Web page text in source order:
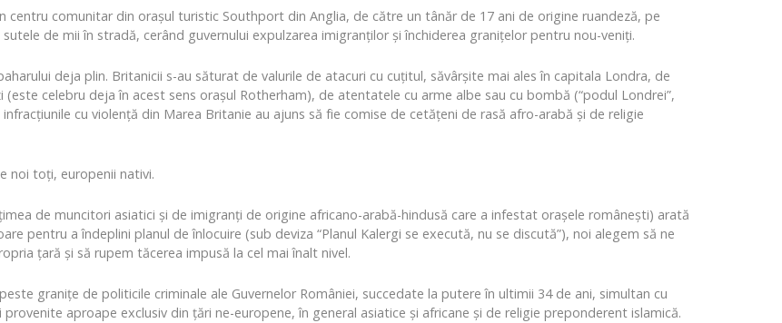
comunitar din orașul turistic Southport din Anglia, de către un tânăr de 17 ani de origine ruandeză, pe
de mii în stradă, cerând guvernului expulzarea imigranților și închiderea granițelor pentru nou-veniți.
deja plin. Britanicii s-au săturat de valurile de atacuri cu cuțitul, săvârșite mai ales în capitala Londra, de
celebru deja în acest sens orașul Rotherham), de atentatele cu arme albe sau cu bombă (“podul Londrei”,
cu violență din Marea Britanie au ajuns să fie comise de cetățeni de rasă afro-arabă și de religie
noi toți, europenii nativi.
de muncitori asiatici și de imigranți de origine africano-arabă-hindusă care a infestat orașele românești) arată
pentru a îndeplini planul de înlocuire (sub deviza “Planul Kalergi se execută, nu se discută”), noi alegem să ne
țară și să rupem tăcerea impusă la cel mai înalt nivel.
granițe de politicile criminale ale Guvernelor României, succedate la putere în ultimii 34 de ani, simultan cu
aproape exclusiv din țări ne-europene, în general asiatice și africane și de religie preponderent islamică.